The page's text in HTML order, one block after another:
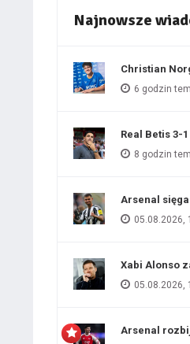
Najnowsze
Christian
6 godzin
Real Betis 3-
8 godzin
Arsenal
05.08.2026,
Xabi Alonso
05.08.2026,
Arsenal